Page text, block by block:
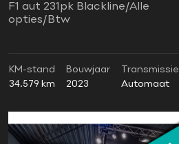
F1 aut 231pk Blackline/Alle
opties/Btw
KM-stand
34.579 km
Bouwjaar
2023
Transmissie
Automaat